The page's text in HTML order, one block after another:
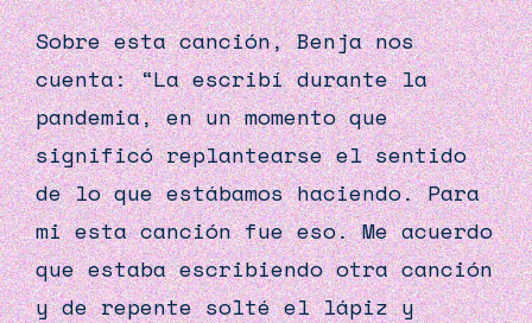
Sobre esta canción, Benja nos
cuenta: “La escribí durante la
pandemia, en un momento que
significó replantearse el sentido
de lo que estábamos haciendo. Para
mi esta canción fue eso. Me acuerdo
que estaba escribiendo otra canción
y de repente solté el lápiz y